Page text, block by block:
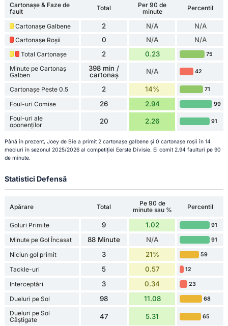
Cartonașe & Faze de
fault
Total
Per 90 de
minute
Percentil
Cartonașe Galbene 2 N/A N/A
Cartonașe Roșii 0 N/A N/A
Total Cartonașe 2 0.23 75
Minute pe Cartonaș
Galben
398 min /
cartonaș
N/A 42
Cartonașe Peste 0.5 2 14% 71
Foul-uri Comise 26 2.94 99
Foul-uri ale
oponenților
20 2.26 91
Până în prezent, Joey de Bie a primit 2 cartonașe galbene și 0 cartonașe roșii în 14
meciuri în sezonul 2025/2026 al competiției Eerste Divisie. Ei comit 2.94 faulturi pe 90
de minute.
Statistici Defensă
Apărare Total
Pe 90 de
minute sau %
Percentil
Goluri Primite 9 1.02 91
Minute pe Gol Încasat 88 Minute N/A 91
Niciun gol primit 3 21% 59
Tackle-uri 5 0.57 12
Interceptări 3 0.34 23
Dueluri pe Sol 98 11.08 68
Dueluri pe Sol
Câștigate
47 5.31 65